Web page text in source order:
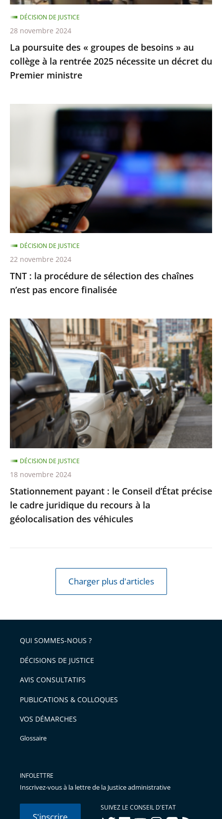
collège
à
la
rentrée
2025
nécessite
décret
La poursuite des « groupes de besoins » au
collège à la rentrée 2025 nécessite un décret du
Premier ministre
DÉCISION DE JUSTICE
28 novembre 2024
des
chaînes
n’est
pas
encore
finalisée
TNT : la procédure de sélection des chaînes
n’est pas encore finalisée
DÉCISION DE JUSTICE
22 novembre 2024
Stationnement
payant
:
le
Conseil
d’État
précise
le
cadre
juridique
du
recours
à
la
géolocalisation
Stationnement payant : le Conseil d’État précise
le cadre juridique du recours à la
géolocalisation des véhicules
DÉCISION DE JUSTICE
18 novembre 2024
Charger plus d'articles
QUI SOMMES-NOUS ?
DÉCISIONS DE JUSTICE
AVIS CONSULTATIFS
PUBLICATIONS & COLLOQUES
VOS DÉMARCHES
Glossaire
INFOLETTRE
Inscrivez-vous à la lettre de la Justice administrative
S'inscrire
SUIVEZ LE CONSEIL D'ETAT